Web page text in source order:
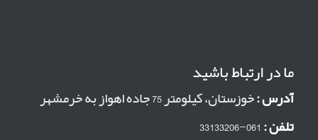
ما در ارتباط باشید
آدرس :خوزستان، کیلومتر 75 جاده اهواز به خرمشهر
تلفن :